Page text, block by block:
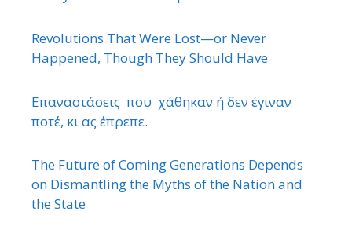
Revolutions That Were Lost—or Never
Happened, Though They Should Have
Επαναστάσεις που χάθηκαν ή δεν έγιναν
ποτέ, κι ας έπρεπε.
The Future of Coming Generations Depends
on Dismantling the Myths of the Nation and
the State